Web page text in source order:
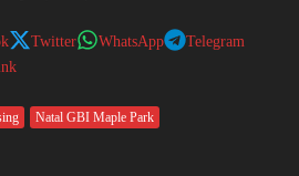
Twitter WhatsApp
Telegram
Natal GBI Maple Park